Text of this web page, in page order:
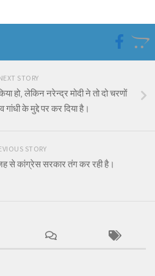
STORY
हो, लेकिन नरेन्द्र मोदी ने तो दो चरणों
गांधी के मुद्दे पर कर दिया है।
STORY
से कांग्रेस सरकार तंग कर रही है।